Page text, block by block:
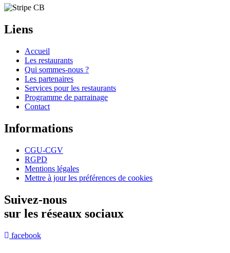
Liens
Accueil
Les restaurants
Qui sommes-nous ?
Les partenaires
Services pour les restaurants
Programme de parrainage
Contact
Informations
CGU-CGV
RGPD
Mentions légales
Mettre à jour les préférences de cookies
Suivez-nous
sur les réseaux sociaux
facebook